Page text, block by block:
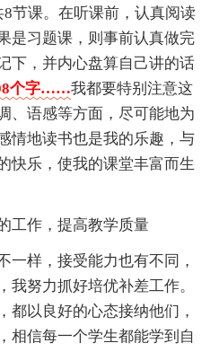
节课。在听课前，认真阅读
是习题课，则事前认真做完
下，并内心盘算自己讲的话
个字……我都要特别注意这
、语感等方面，尽可能地为
情地读书也是我的乐趣，与
快乐，使我的课堂丰富而生
工作，提高教学质量
一样，接受能力也有不同，
我努力抓好培优补差工作。
都以良好的心态接纳他们，
相信每一个学生都能学到自